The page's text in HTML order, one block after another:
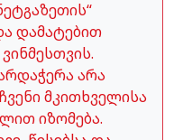
დამატებით
არა
მკითხველისა
იზომება.